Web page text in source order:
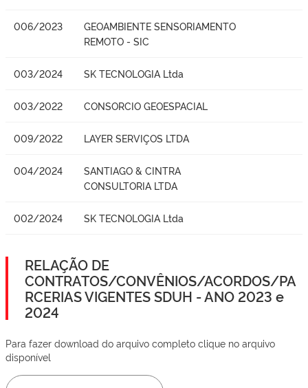
006/2023
GEOAMBIENTE SENSORIAMENTO
REMOTO - SIC
003/2024 SK TECNOLOGIA Ltda
003/2022 CONSORCIO GEOESPACIAL
009/2022 LAYER SERVIÇOS LTDA
004/2024
SANTIAGO & CINTRA
CONSULTORIA LTDA
002/2024 SK TECNOLOGIA Ltda
RELAÇÃO DE
CONTRATOS/CONVÊNIOS/ACORDOS/PA
RCERIAS VIGENTES SDUH - ANO 2023 e
2024
Para fazer download do arquivo completo clique no arquivo
disponível